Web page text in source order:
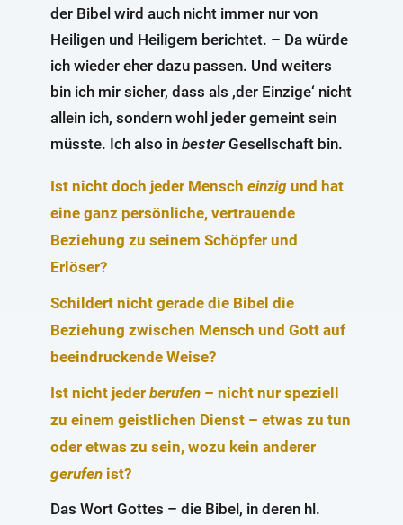
der Bibel wird auch nicht immer nur von
Heiligen und Heiligem berichtet. – Da würde
ich wieder eher dazu passen. Und weiters
bin ich mir sicher, dass als ,der Einzige‘ nicht
allein ich, sondern wohl jeder gemeint sein
müsste. Ich also inbesterGesellschaft bin.
Ist nicht doch jeder Mensch einzigund hat
eine ganz persönliche, vertrauende
Beziehung zu seinem Schöpfer und
Erlöser?
Schildert nicht gerade die Bibel die
Beziehung zwischen Mensch und Gott auf
beeindruckende Weise?
Ist nicht jeder berufen– nicht nur speziell
zu einem geistlichen Dienst – etwas zu tun
oder etwas zu sein, wozu kein anderer
gerufenist?
Das Wort Gottes – die Bibel, in deren hl.